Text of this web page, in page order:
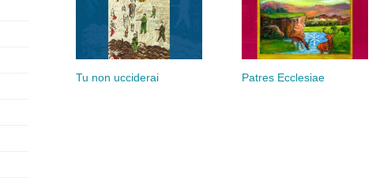
Tu non ucciderai Patres Ecclesiae